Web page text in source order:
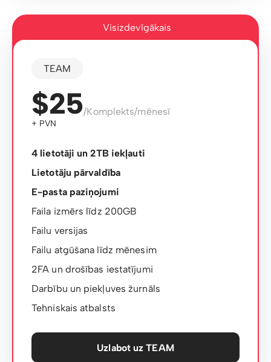
Visizdevīgākais
TEAM
$25/Komplekts/mēnesī
+ PVN
4 lietotāji un 2TB iekļauti
Lietotāju pārvaldība
E-pasta paziņojumi
Faila izmērs līdz 200GB
Failu versijas
Failu atgūšana līdz mēnesim
2FA un drošības iestatījumi
Darbību un piekļuves žurnāls
Tehniskais atbalsts
Uzlabot uz TEAM